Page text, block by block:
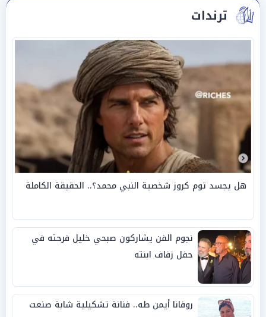
ترندات
هل يجسد توم كروز شخصية النبي محمد؟.. الحقيقة الكاملة
نجوم الفن يشاركون صبحي خليل فرحته في
حفل زفاف ابنته
روفانا أيمن طه.. فنانة تشكيلية شابة صنعت